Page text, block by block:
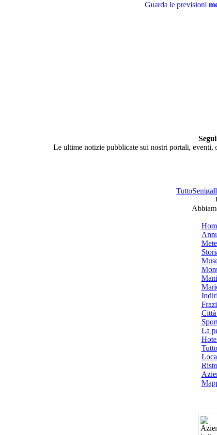
Guarda le previsioni
Le ultime notizie pubblicate sui nostri portali,
Città
La